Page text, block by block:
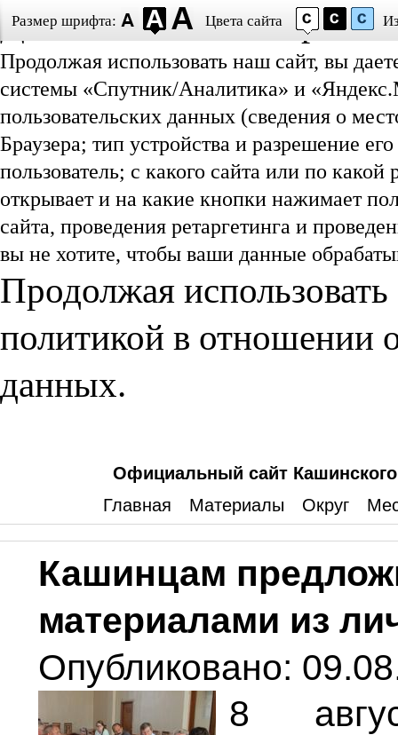
Даю согласие на
Продолжая использовать наш сайт, вы
системы «Спутник/Аналитика» и
пользовательских данных (сведения о
Браузера; тип устройства и разрешение
пользователь; с какого сайта или по
открывает и на какие кнопки нажимает
сайта, проведения ретаргетинга и
вы не хотите, чтобы ваши данные
Продолжая
политикой в отношении
данных.
Размер шрифта: Цвета сайта
Официальный сайт Кашинского
Главная
Материалы Округ
Кашинцам
материалами из
Опубликовано:
8